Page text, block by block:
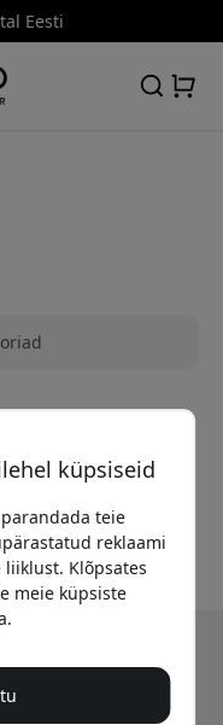
Eesti
mis vastaks
küpsiseid
teie
reklaami
Klõpsates
meie küpsiste